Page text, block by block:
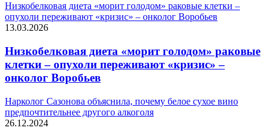
Низкобелковая диета «морит голодом» раковые клетки –
опухоли переживают «кризис» – онколог Воробьев
13.03.2026
Низкобелковая диета «морит голодом» раковые
клетки – опухоли переживают «кризис» –
онколог Воробьев
Нарколог Сазонова объяснила, почему белое сухое вино
предпочтительнее другого алкоголя
26.12.2024